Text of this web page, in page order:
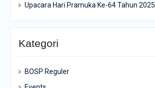
Upacara Hari Pramuka Ke-64 Tahun 2025
Kategori
BOSP Reguler